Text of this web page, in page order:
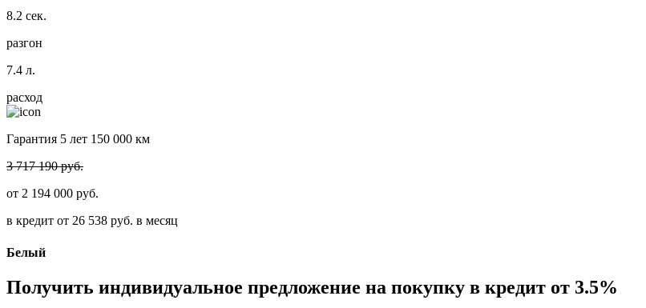
8.2 сек.
разгон
7.4 л.
расход
Гарантия 5 лет 150 000 км
3 717 190 руб.
от 2 194 000 руб.
в кредит от 26 538 руб. в месяц
Белый
Получить индивидуальное предложение на покупку в кредит от 3.5%